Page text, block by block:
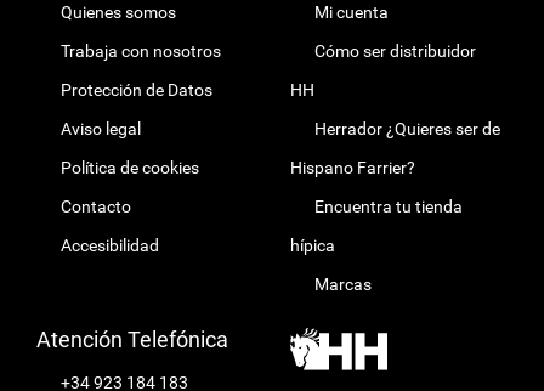
Quienes somos
Trabaja con nosotros
Protección de Datos
Aviso legal
Política de cookies
Contacto
Accesibilidad
Mi cuenta
Cómo ser distribuidor
HH
Herrador ¿Quieres ser de
Hispano Farrier?
Encuentra tu tienda
hípica
Marcas
Atención Telefónica
+34 923 184 183